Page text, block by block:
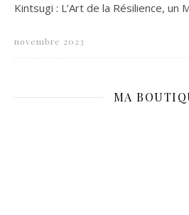
Kintsugi : L’Art de la Résilience, un
novembre 2023
MA